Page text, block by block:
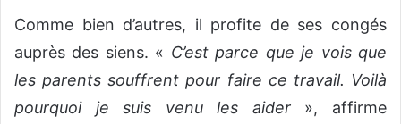
Comme bien d’autres, il profite de ses congés
auprès des siens. « C’est parce que je vois que
les parents souffrent pour faire ce travail. Voilà
pourquoi je suis venu les aider », affirme